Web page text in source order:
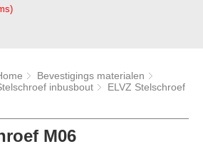
Bevestigings materialen
inbusbout
ELVZ Stelschroef
M06